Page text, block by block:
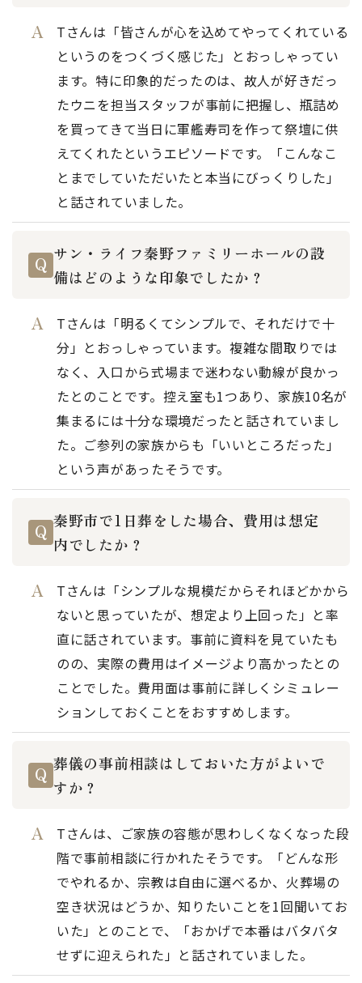
Tさんは「皆さんが心を込めてやってくれている
というのをつくづく感じた」とおっしゃってい
ます。特に印象的だったのは、故人が好きだっ
たウニを担当スタッフが事前に把握し、瓶詰め
を買ってきて当日に軍艦寿司を作って祭壇に供
えてくれたというエピソードです。「こんなこ
とまでしていただいたと本当にびっくりした」
と話されていました。
サン・ライフ秦野ファミリーホールの設
備はどのような印象でしたか？
Tさんは「明るくてシンプルで、それだけで十
分」とおっしゃっています。複雑な間取りでは
なく、入口から式場まで迷わない動線が良かっ
たとのことです。控え室も1つあり、家族10名が
集まるには十分な環境だったと話されていまし
た。ご参列の家族からも「いいところだった」
という声があったそうです。
秦野市で1日葬をした場合、費用は想定
内でしたか？
Tさんは「シンプルな規模だからそれほどかから
ないと思っていたが、想定より上回った」と率
直に話されています。事前に資料を見ていたも
のの、実際の費用はイメージより高かったとの
ことでした。費用面は事前に詳しくシミュレー
ションしておくことをおすすめします。
葬儀の事前相談はしておいた方がよいで
すか？
Tさんは、ご家族の容態が思わしくなくなった段
階で事前相談に行かれたそうです。「どんな形
でやれるか、宗教は自由に選べるか、火葬場の
空き状況はどうか、知りたいことを1回聞いてお
いた」とのことで、「おかげで本番はバタバタ
せずに迎えられた」と話されていました。